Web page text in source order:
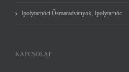
Ipolytarnóci Ősmaradványok, Ipolytarnóc
KAPCSOLAT